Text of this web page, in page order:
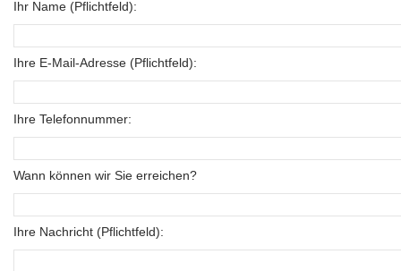
Ihr Name (Pflichtfeld):
Ihre E-Mail-Adresse (Pflichtfeld):
Ihre Telefonnummer:
Wann können wir Sie erreichen?
Ihre Nachricht (Pflichtfeld):